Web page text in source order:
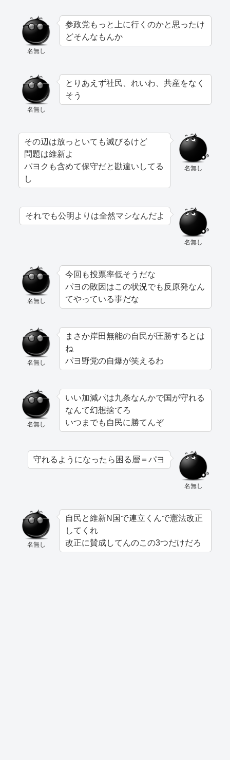
名無し
参政党もっと上に行くのかと思ったけ
どそんなもんか
名無し
とりあえず社民、れいわ、共産をなく
そう
名無し
その辺は放っといても滅びるけど
問題は維新よ
パヨクも含めて保守だと勘違いしてる
し
名無し
それでも公明よりは全然マシなんだよ
名無し
今回も投票率低そうだな
パヨの敗因はこの状況でも反原発なん
てやっている事だな
名無し
まさか岸田無能の自民が圧勝するとは
ね
パヨ野党の自爆が笑えるわ
名無し
いい加減パは九条なんかで国が守れる
なんて幻想捨てろ
いつまでも自民に勝てんぞ
名無し
守れるようになったら困る層＝パヨ
名無し
自民と維新N国で連立くんで憲法改正
してくれ
改正に賛成してんのこの3つだけだろ